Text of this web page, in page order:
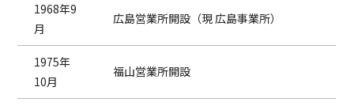
1968年9
月
広島営業所開設（現 広島事業所）
1975年
10月
福山営業所開設